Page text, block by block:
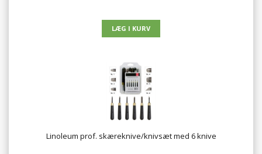
Linoleum prof. skæreknive/knivsæt med 6 knive